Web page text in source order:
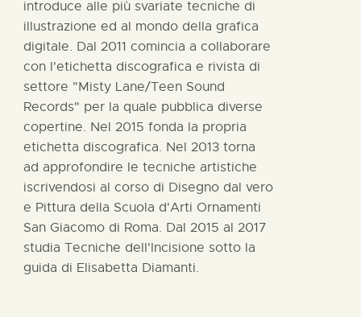
introduce alle più svariate tecniche di
illustrazione ed al mondo della grafica
digitale. Dal 2011 comincia a collaborare
con l'etichetta discografica e rivista di
settore "Misty Lane/Teen Sound
Records" per la quale pubblica diverse
copertine. Nel 2015 fonda la propria
etichetta discografica. Nel 2013 torna
ad approfondire le tecniche artistiche
iscrivendosi al corso di Disegno dal vero
e Pittura della Scuola d'Arti Ornamenti
San Giacomo di Roma. Dal 2015 al 2017
studia Tecniche dell'Incisione sotto la
guida di Elisabetta Diamanti.